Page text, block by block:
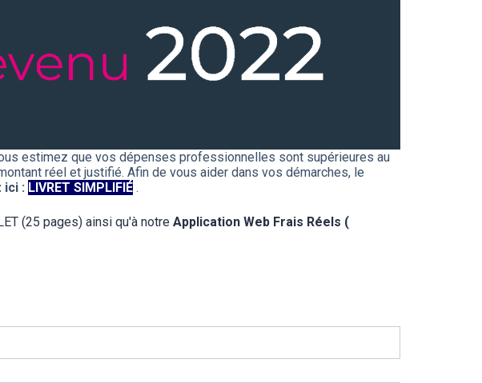
estimez que vos dépenses professionnelles sont supérieures au
réel et justifié. Afin de vous aider dans vos démarches, le
ici : LIVRET SIMPLIFIÉ .
(25 pages) ainsi qu'à notre Application Web Frais Réels (